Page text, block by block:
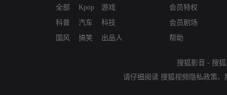
全部
科普
国风
Kpop
汽车
搞笑
游戏
科技
出品人
会员特权
会员剧场
帮助
搜狐影音 - 搜
请仔细阅读 搜狐视频隐私政策、